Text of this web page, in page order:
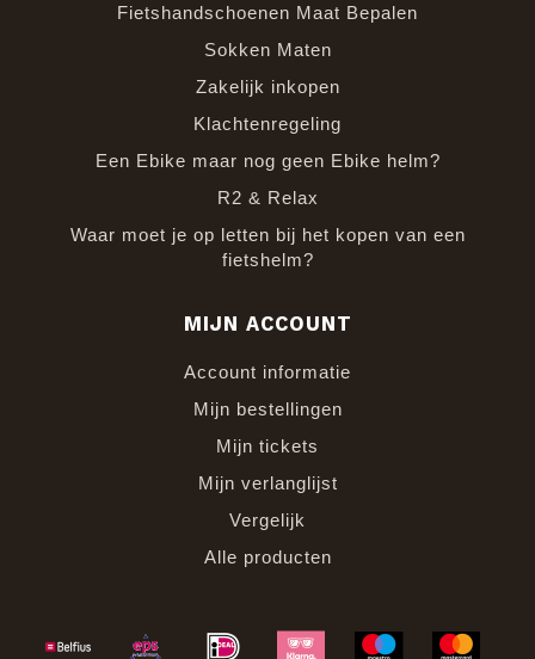
Fietshandschoenen Maat Bepalen
Sokken Maten
Zakelijk inkopen
Klachtenregeling
Een Ebike maar nog geen Ebike helm?
R2 & Relax
Waar moet je op letten bij het kopen van een
fietshelm?
MIJN ACCOUNT
Account informatie
Mijn bestellingen
Mijn tickets
Mijn verlanglijst
Vergelijk
Alle producten